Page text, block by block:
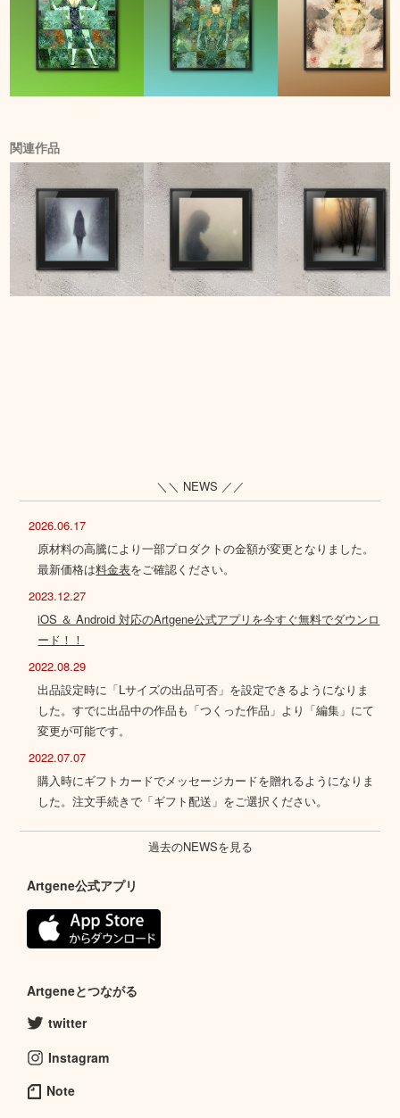
関連作品
＼＼ NEWS ／／
2026.06.17
原材料の高騰により一部プロダクトの金額が変更となりました。
最新価格は料金表をご確認ください。
2023.12.27
iOS ＆ Android 対応のArtgene公式アプリを今すぐ無料でダウンロ
ード！！
2022.08.29
出品設定時に「Lサイズの出品可否」を設定できるようになりま
した。すでに出品中の作品も「つくった作品」より「編集」にて
変更が可能です。
2022.07.07
購入時にギフトカードでメッセージカードを贈れるようになりま
した。注文手続きで「ギフト配送」をご選択ください。
過去のNEWSを見る
Artgene公式アプリ
Artgeneとつながる
twitter
Instagram
Note